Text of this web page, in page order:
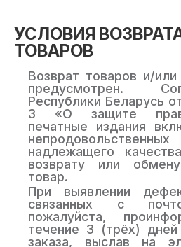
УСЛОВИЯ
ТОВАРОВ
Возврат товаров и/
предусмотрен.
Республики Беларусь
3 «О защите прав
печатные издания
надлежащего
возврату или
товар.
При выявлении
связанных с
пожалуйста,
течение 3 (трёх)
заказа, выслав на